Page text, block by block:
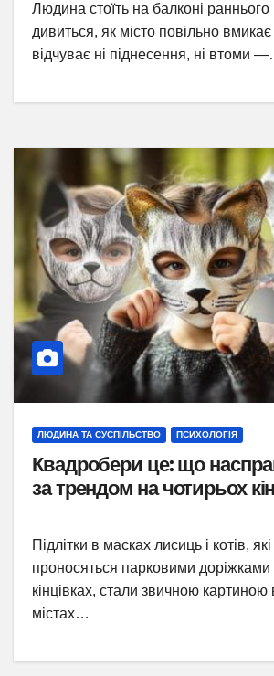
Людина стоїть на балконі раннього
дивиться, як місто повільно вмикає
відчуває ні піднесення, ні втоми
ЛЮДИНА ТА СУСПІЛЬСТВО ПСИХОЛОГІЯ
Квадробери це: що
за трендом на чотирьох
Підлітки в масках лисиць і котів,
проносяться парковими доріжками
кінцівках, стали звичною картиною
містах…